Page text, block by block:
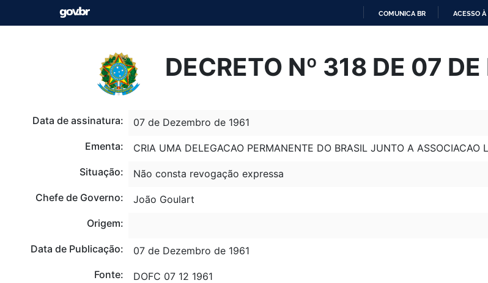
O
CONTEÚDO
COMUNICA BR ACESSO
DECRETO Nº 318 DE 07
Data de assinatura:
07 de Dezembro de 1961
Ementa:
CRIA UMA DELEGACAO PERMANENTE DO BRASIL JUNTO A ASSOCIACAO
Situação:
Não consta revogação expressa
Chefe de Governo:
João Goulart
Origem:
Data de Publicação:
07 de Dezembro de 1961
Fonte:
DOFC 07 12 1961